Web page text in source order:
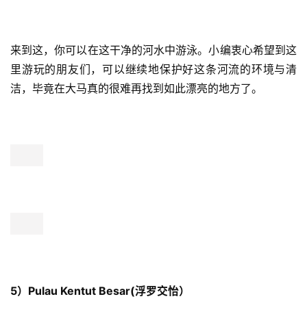
来到这，你可以在这干净的河水中游泳。小编衷心希望到这
里游玩的朋友们，可以继续地保护好这条河流的环境与清
洁，毕竟在大马真的很难再找到如此漂亮的地方了。
5）Pulau Kentut Besar(浮罗交怡）